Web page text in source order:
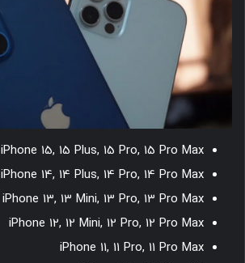
iPhone 15, 15 Plus, 15 Pro, 15 Pro Max
iPhone 14, 14 Plus, 14 Pro, 14 Pro Max
iPhone 13, 13 Mini, 13 Pro, 13 Pro Max
iPhone 12, 12 Mini, 12 Pro, 12 Pro Max
iPhone 11, 11 Pro, 11 Pro Max